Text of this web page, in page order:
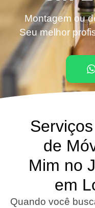
Montagem ou
Seu melhor
de
Mim no
em
Quando você